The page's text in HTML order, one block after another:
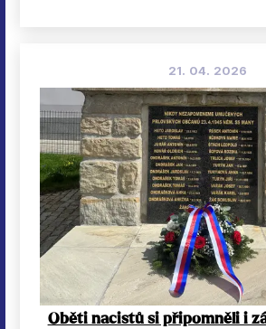
21. 04. 2026
Oběti nacistů si připomněli i